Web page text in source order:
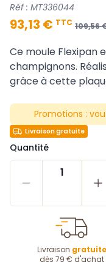
Réf : MT336044
93,13 € TTC 109,56
Ce moule Flexipan
champignons.
grâce à cette
Promotions :
Livraison gratuite
Quantité
1
Livraison gratuite
dès 79 € d'achat